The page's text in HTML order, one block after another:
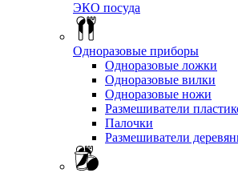
ЭКО посуда
Одноразовые приборы
Одноразовые ложки
Одноразовые вилки
Одноразовые ножи
Размешиватели
Палочки
Размешиватели